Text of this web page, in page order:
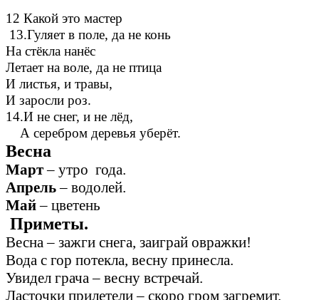
12 Какой это мастер
13.Гуляет в поле, да не конь
На стёкла нанёс
Летает на воле, да не птица
И листья, и травы,
И заросли роз.
14.И не снег, и не лёд,
А серебром деревья уберёт.
Весна
Март– утро года.
Апрель– водолей.
Май– цветень
Приметы.
Весна – зажги снега, заиграй овражки!
Вода с гор потекла, весну принесла.
Увидел грача – весну встречай.
Ласточки прилетели – скоро гром загремит.